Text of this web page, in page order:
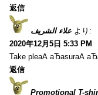
返信
علاء الشريف より:
2020年12月5日 5:33 PM
Take pleаА аЂаsurаА
返信
Promotional T-